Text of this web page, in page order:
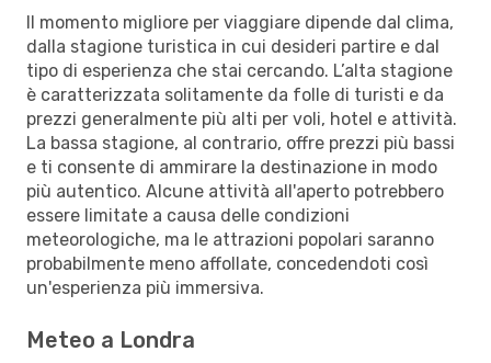
Il momento migliore per viaggiare dipende dal clima,
dalla stagione turistica in cui desideri partire e dal
tipo di esperienza che stai cercando. L’alta stagione
è caratterizzata solitamente da folle di turisti e da
prezzi generalmente più alti per voli, hotel e attività.
La bassa stagione, al contrario, offre prezzi più bassi
e ti consente di ammirare la destinazione in modo
più autentico. Alcune attività all'aperto potrebbero
essere limitate a causa delle condizioni
meteorologiche, ma le attrazioni popolari saranno
probabilmente meno affollate, concedendoti così
un'esperienza più immersiva.
Meteo a Londra